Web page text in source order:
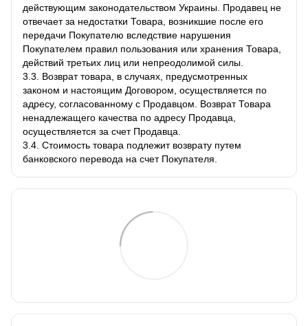
действующим законодательством Украины. Продавец не
отвечает за недостатки Товара, возникшие после его
передачи Покупателю вследствие нарушения
Покупателем правил пользования или хранения Товара,
действий третьих лиц или непреодолимой силы.
3.3. Возврат товара, в случаях, предусмотренных
законом и настоящим Договором, осуществляется по
адресу, согласованному с Продавцом. Возврат Товара
ненадлежащего качества по адресу Продавца,
осуществляется за счет Продавца.
3.4. Стоимость товара подлежит возврату путем
банковского перевода на счет Покупателя.